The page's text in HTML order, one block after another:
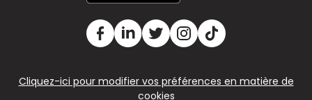
Cliquez-ici pour modifier vos préférences en matière de
cookies